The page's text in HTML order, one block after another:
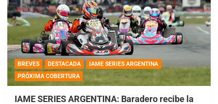
BREVES DESTACADA
IAME SERIES ARGENTINA
PRÓXIMA COBERTURA
IAME SERIES ARGENTINA: Baradero recibe la